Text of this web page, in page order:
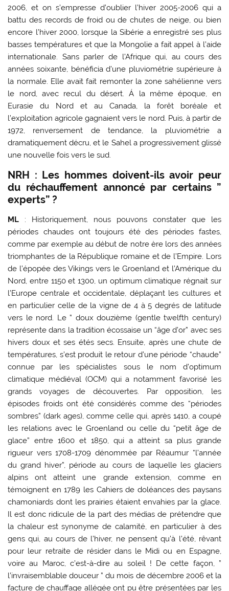
2006, et on s’empresse d’oublier l’hiver 2005-2006 qui a
battu des records de froid ou de chutes de neige, ou bien
encore l’hiver 2000, lorsque la Sibérie a enregistré ses plus
basses températures et que la Mongolie a fait appel à l’aide
internationale. Sans parler de l’Afrique qui, au cours des
années soixante, bénéficia d’une pluviométrie supérieure à
la normale. Elle avait fait remonter la zone sahélienne vers
le nord, avec recul du désert. Á la même époque, en
Eurasie du Nord et au Canada, la forêt boréale et
l’exploitation agricole gagnaient vers le nord. Puis, à partir de
1972, renversement de tendance, la pluviométrie a
dramatiquement décru, et le Sahel a progressivement glissé
une nouvelle fois vers le sud.
NRH : Les hommes doivent-ils avoir peur
du réchauffement annoncé par certains ”
experts” ?
ML : Historiquement, nous pouvons constater que les
périodes chaudes ont toujours été des périodes fastes,
comme par exemple au début de notre ère lors des années
triomphantes de la République romaine et de l’Empire. Lors
de l’épopée des Vikings vers le Groenland et l’Amérique du
Nord, entre 1150 et 1300, un optimum climatique régnait sur
l’Europe centrale et occidentale, déplaçant les cultures et
en particulier celle de la vigne de 4 à 5 degrés de latitude
vers le nord. Le ” doux douzième (gentle twelfth century)
représente dans la tradition écossaise un “âge d’or” avec ses
hivers doux et ses étés secs. Ensuite, après une chute de
températures, s’est produit le retour d’une période “chaude”
connue par les spécialistes sous le nom d’optimum
climatique médiéval (OCM) qui a notamment favorisé les
grands voyages de découvertes. Par opposition, les
épisodes froids ont été considérés comme des “périodes
sombres” (dark ages), comme celle qui, après 1410, a coupé
les relations avec le Groenland ou celle du “petit âge de
glace” entre 1600 et 1850, qui a atteint sa plus grande
rigueur vers 1708-1709 dénommée par Réaumur “l’année
du grand hiver”, période au cours de laquelle les glaciers
alpins ont atteint une grande extension, comme en
témoignent en 1789 les Cahiers de doléances des paysans
chamoniards dont les prairies étaient envahies par la glace.
Il est donc ridicule de la part des médias de prétendre que
la chaleur est synonyme de calamité, en particulier à des
gens qui, au cours de l’hiver, ne pensent qu’à l’été, rêvant
pour leur retraite de résider dans le Midi ou en Espagne,
voire au Maroc, c’est-à-dire au soleil ! De cette façon, ”
l’invraisemblable douceur ” du mois de décembre 2006 et la
facture de chauffage allégée ont pu être présentées par les